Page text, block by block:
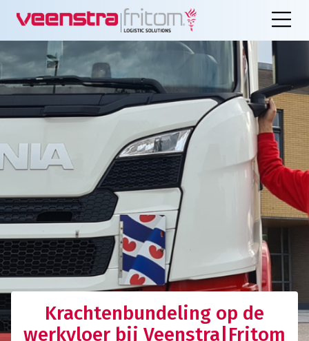
Krachtenbundeling op de
werkvloer bij Veenstra|Fritom